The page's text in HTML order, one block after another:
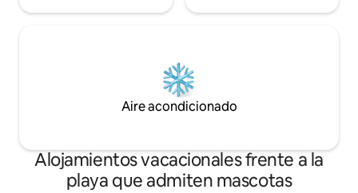
Aire acondicionado
Alojamientos vacacionales frente a la
playa que admiten mascotas